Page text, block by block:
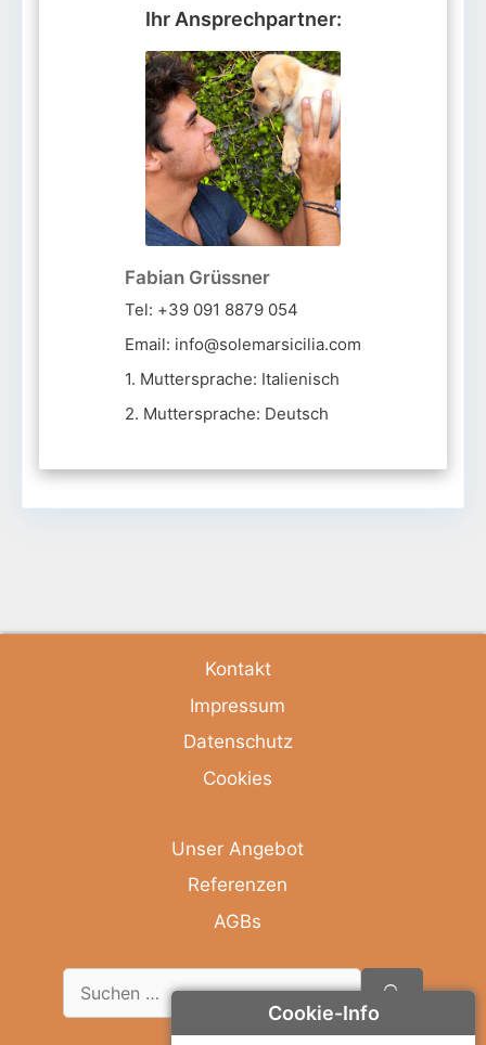
Ihr Ansprechpartner:
Fabian Grüssner
Tel: +39 091 8879 054
Email: info@solemarsicilia.com
1. Muttersprache: Italienisch
2. Muttersprache: Deutsch
Kontakt
Impressum
Datenschutz
Cookies
Unser Angebot
Referenzen
AGBs
Cookie-Info